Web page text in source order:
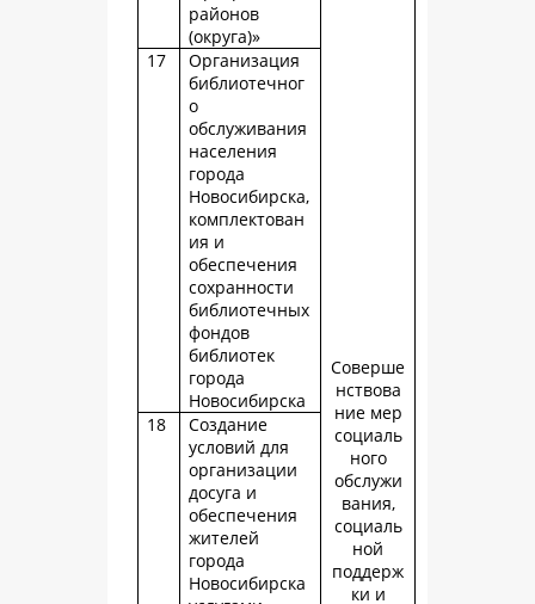
районов
(округа)»
Соверше
нствова
ние мер
социаль
ного
обслужи
вания,
социаль
ной
поддерж
ки и
17
Организация
библиотечног
о
обслуживания
населения
города
Новосибирска,
комплектован
ия и
обеспечения
сохранности
библиотечных
фондов
библиотек
города
Новосибирска
18
Создание
условий для
организации
досуга и
обеспечения
жителей
города
Новосибирска